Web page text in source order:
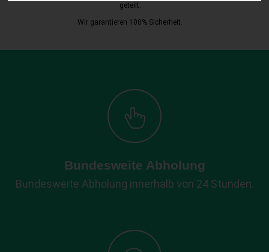
geteilt.
Wir garantieren 100% Sicherheit.
Bundesweite Abholung
Bundesweite Abholung innerhalb von 24 Stunden.